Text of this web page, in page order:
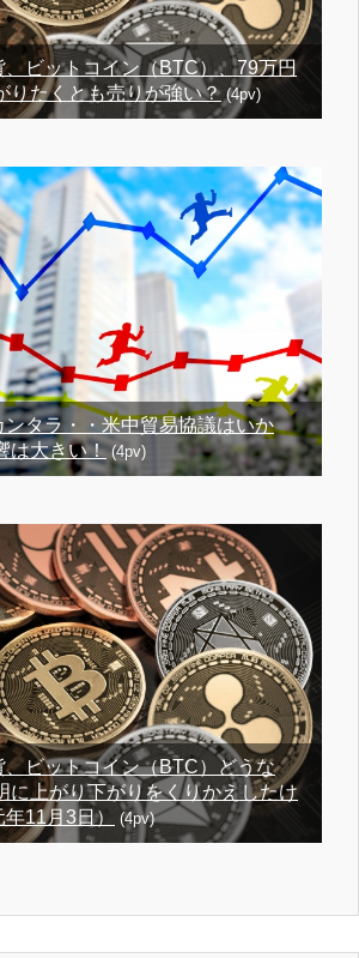
、ビットコイン（BTC）、79万円
りたくとも売りが強い？ (4pv)
タラ・・米中貿易協議はいか
は大きい！(4pv)
、ビットコイン（BTC）どうな
に上がり下がりをくりかえしたけ
11月3日）
(4pv)